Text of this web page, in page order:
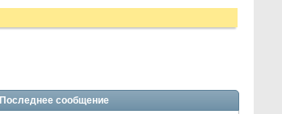
Последнее сообщение